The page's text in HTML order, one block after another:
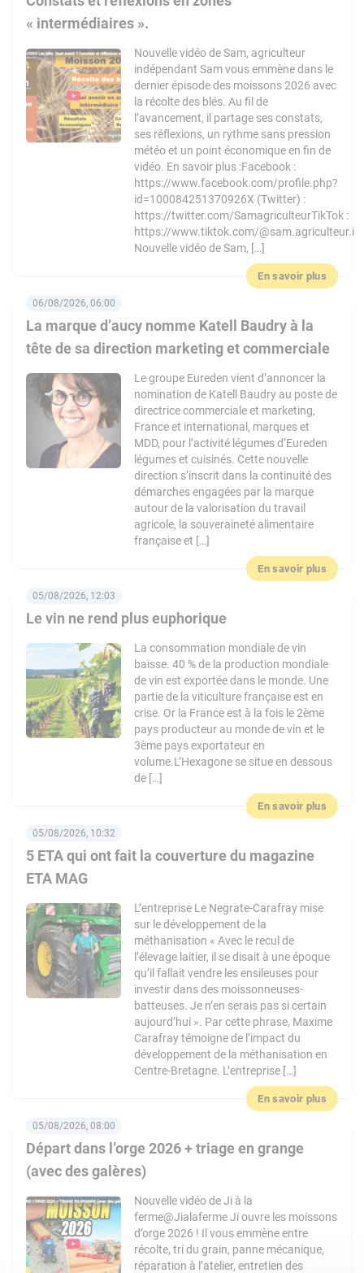
« intermédiaires ».
Nouvelle vidéo de Sam, agriculteur
indépendant Sam vous emmène dans le
dernier épisode des moissons 2026 avec
la récolte des blés. Au fil de
l’avancement, il partage ses constats,
ses réflexions, un rythme sans pression
météo et un point économique en fin de
vidéo. En savoir plus :Facebook :
https://www.facebook.com/profile.php?
id=100084251370926X (Twitter) :
https://twitter.com/SamagriculteurTikTok :
https://www.tiktok.com/@sam.agriculteur.i
Nouvelle vidéo de Sam, […]
En savoir plus
La marque d’aucy nomme Katell Baudry à la
tête de sa direction marketing et commerciale
06/08/2026, 06:00
Le groupe Eureden vient d’annoncer la
nomination de Katell Baudry au poste de
directrice commerciale et marketing,
France et international, marques et
MDD, pour l’activité légumes d’Eureden
légumes et cuisinés. Cette nouvelle
direction s’inscrit dans la continuité des
démarches engagées par la marque
autour de la valorisation du travail
agricole, la souveraineté alimentaire
française et […]
En savoir plus
Le vin ne rend plus euphorique
05/08/2026, 12:03
La consommation mondiale de vin
baisse. 40 % de la production mondiale
de vin est exportée dans le monde. Une
partie de la viticulture française est en
crise. Or la France est à la fois le 2ème
pays producteur au monde de vin et le
3ème pays exportateur en
volume.L’Hexagone se situe en dessous
de […]
En savoir plus
5 ETA qui ont fait la couverture du magazine
ETA MAG
05/08/2026, 10:32
L’entreprise Le Negrate-Carafray mise
sur le développement de la
méthanisation « Avec le recul de
l’élevage laitier, il se disait à une époque
qu’il fallait vendre les ensileuses pour
investir dans des moissonneuses-
batteuses. Je n’en serais pas si certain
aujourd’hui ». Par cette phrase, Maxime
Carafray témoigne de l’impact du
développement de la méthanisation en
Centre-Bretagne. L’entreprise […]
En savoir plus
Départ dans l’orge 2026 + triage en grange
(avec des galères)
05/08/2026, 08:00
Nouvelle vidéo de Ji à la
ferme@Jialaferme Ji ouvre les moissons
d’orge 2026 ! Il vous emmène entre
récolte, tri du grain, panne mécanique,
réparation à l’atelier, entretien des